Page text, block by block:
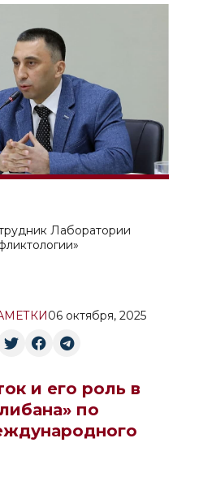
Лаборатории
06 октября, 2025
и его роль в
по